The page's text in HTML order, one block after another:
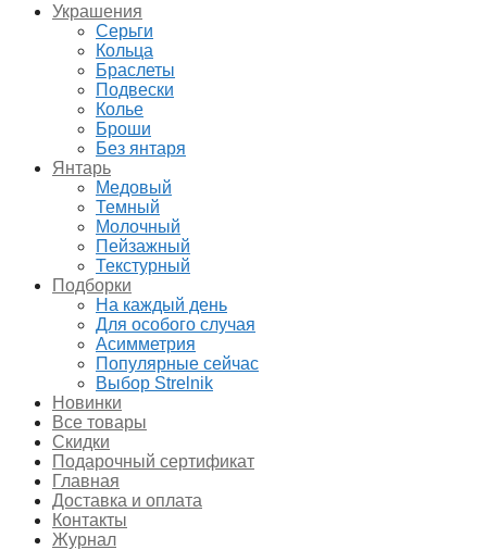
Украшения
Серьги
Кольца
Браслеты
Подвески
Колье
Броши
Без янтаря
Янтарь
Медовый
Темный
Молочный
Пейзажный
Текстурный
Подборки
На каждый день
Для особого случая
Асимметрия
Популярные сейчас
Выбор Strelnik
Новинки
Все товары
Скидки
Подарочный сертификат
Главная
Доставка и оплата
Контакты
Журнал